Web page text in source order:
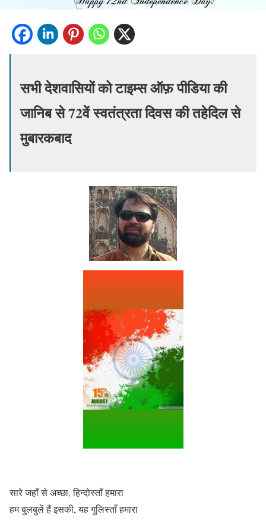
सभी देशवासियों को टाइम्स ऑफ़ पीडिया की
जानिब से72वें स्वतंत्रतादिवस की तहेदिल से
मुबारकबाद
सारे जहाँ से अच्छा, हिन्दोस्ताँ हमारा
हम बुलबुलें हैं इसकी, यह गुलिस्ताँ हमारा